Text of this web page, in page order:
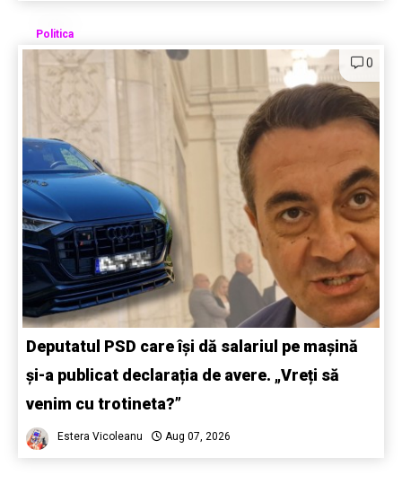
Politica
0
Deputatul PSD care își dă salariul pe mașină
și-a publicat declarația de avere. „Vreți să
venim cu trotineta?”
Estera Vicoleanu Aug 07, 2026